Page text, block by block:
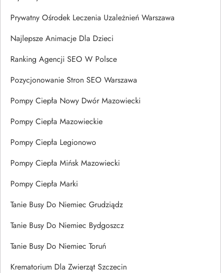
Prywatny Ośrodek Leczenia Uzależnień Warszawa
Najlepsze Animacje Dla Dzieci
Ranking Agencji SEO W Polsce
Pozycjonowanie Stron SEO Warszawa
Pompy Ciepła Nowy Dwór Mazowiecki
Pompy Ciepła Mazowieckie
Pompy Ciepła Legionowo
Pompy Ciepła Mińsk Mazowiecki
Pompy Ciepła Marki
Tanie Busy Do Niemiec Grudziądz
Tanie Busy Do Niemiec Bydgoszcz
Tanie Busy Do Niemiec Toruń
Krematorium Dla Zwierząt Szczecin